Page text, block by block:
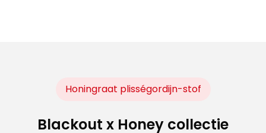
Honingraat plisségordijn-stof
Blackout x Honey collectie